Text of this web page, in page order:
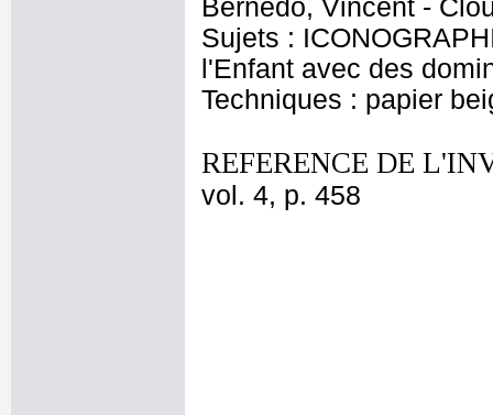
Bernedo, Vincent -
Sujets :
l'Enfant avec des
Techniques : papier
REFERENCE DE
vol. 4, p. 458